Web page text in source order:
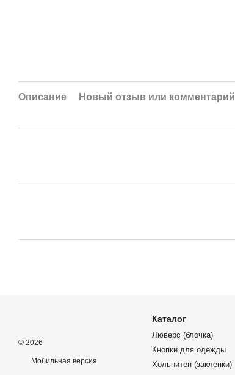
Описание Новый отзыв или комментарий
© 2026
Мобильная версия
Каталог
Люверс (блочка)
Кнопки для одежды
Хольнитен (заклепки)